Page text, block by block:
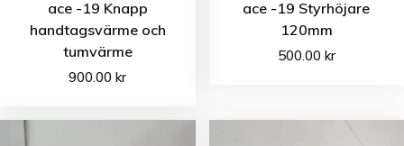
ace -19 Knapp
handtagsvärme och
tumvärme
900.00kr
ace -19 Styrhöjare
120mm
500.00 kr